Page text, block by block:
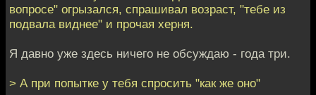
вопросе" огрызался, спрашивал возраст, "тебе из
подвала виднее" и прочая херня.
Я давно уже здесь ничего не обсуждаю - года три.
> А при попытке у тебя спросить "как же оно"